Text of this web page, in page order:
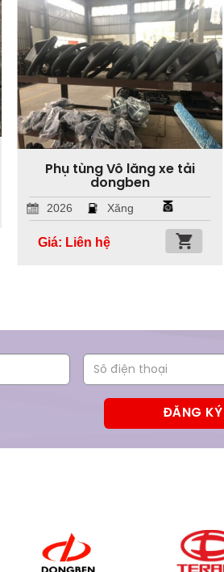
Phụ tùng Vô lăng xe tải
dongben
2026 Xăng
Giá: Liên hệ